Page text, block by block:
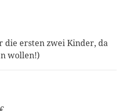
die ersten zwei Kinder, da
wollen!)